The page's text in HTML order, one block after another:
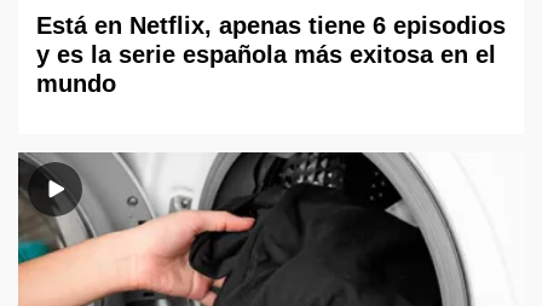
Está en Netflix, apenas tiene 6 episodios
y es la serie española más exitosa en el
mundo